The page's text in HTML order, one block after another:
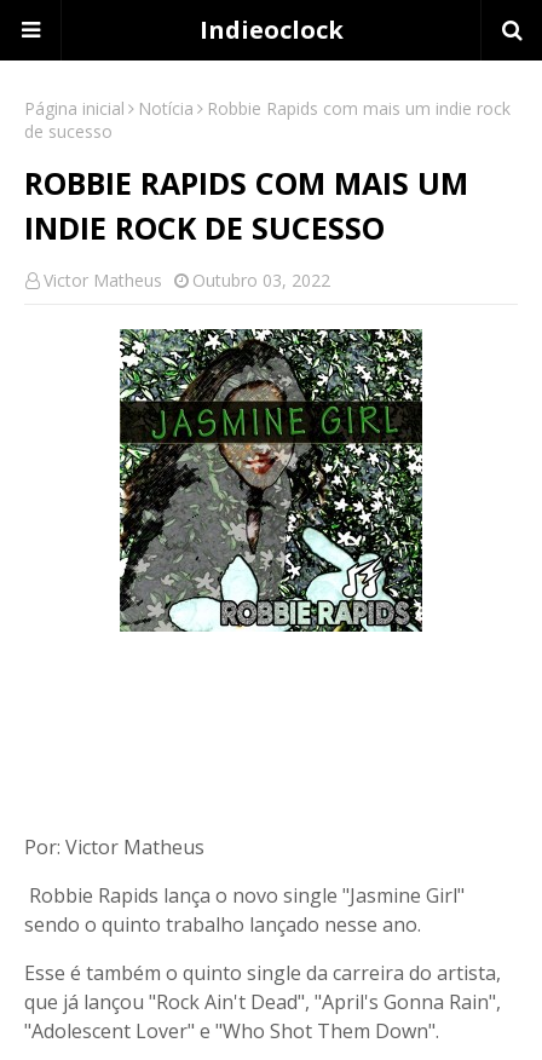
Indieoclock
Página inicial Notícia
Robbie Rapids com mais um indie rock
de sucesso
ROBBIE RAPIDS COM MAIS UM
INDIE ROCK DE SUCESSO
Victor Matheus Outubro 03, 2022
Por: Victor Matheus
Robbie Rapids lança o novo single "Jasmine Girl"
sendo o quinto trabalho lançado nesse ano.
Esse é também o quinto single da carreira do artista,
que já lançou "Rock Ain't Dead", "April's Gonna Rain",
"Adolescent Lover" e "Who Shot Them Down".